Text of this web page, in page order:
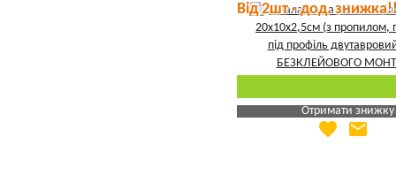
Від 2шт - дод.
Отримати знижку
Яка Ваша ціна
favorite email